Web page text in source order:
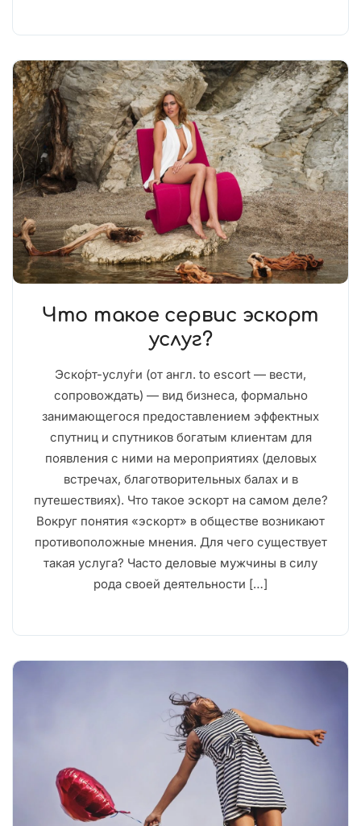
Что такое сервис эскорт
услуг?
Эско́рт-услу́ги (от англ. to escort — вести,
сопровождать) — вид бизнеса, формально
занимающегося предоставлением эффектных
спутниц и спутников богатым клиентам для
появления с ними на мероприятиях (деловых
встречах, благотворительных балах и в
путешествиях). Что такое эскорт на самом деле?
Вокруг понятия «эскорт» в обществе возникают
противоположные мнения. Для чего существует
такая услуга? Часто деловые мужчины в силу
рода своей деятельности […]